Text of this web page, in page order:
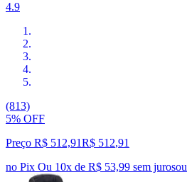
4.9
(813)
5% OFF
Preço R$ 512,91R$ 512,91
no Pix Ou 10x de R$ 53,99 sem jurosou